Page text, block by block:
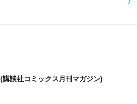
講談社コミックス月刊マガジン)